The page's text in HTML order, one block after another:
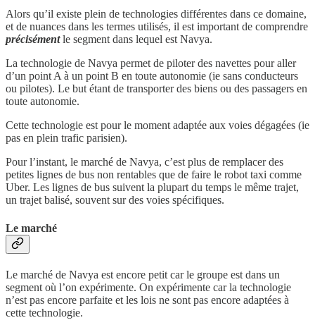
Alors qu’il existe plein de technologies différentes dans ce domaine,
et de nuances dans les termes utilisés, il est important de comprendre
précisémentle segment dans lequel est Navya.
La technologie de Navya permet de piloter des navettes pour aller
d’un point A à un point B en toute autonomie (ie sans conducteurs
ou pilotes). Le but étant de transporter des biens ou des passagers en
toute autonomie.
Cette technologie est pour le moment adaptée aux voies dégagées (ie
pas en plein trafic parisien).
Pour l’instant, le marché de Navya, c’est plus de remplacer des
petites lignes de bus non rentables que de faire le robot taxi comme
Uber. Les lignes de bus suivent la plupart du temps le même trajet,
un trajet balisé, souvent sur des voies spécifiques.
Le marché
Le marché de Navya est encore petit car le groupe est dans un
segment où l’on expérimente. On expérimente car la technologie
n’est pas encore parfaite et les lois ne sont pas encore adaptées à
cette technologie.